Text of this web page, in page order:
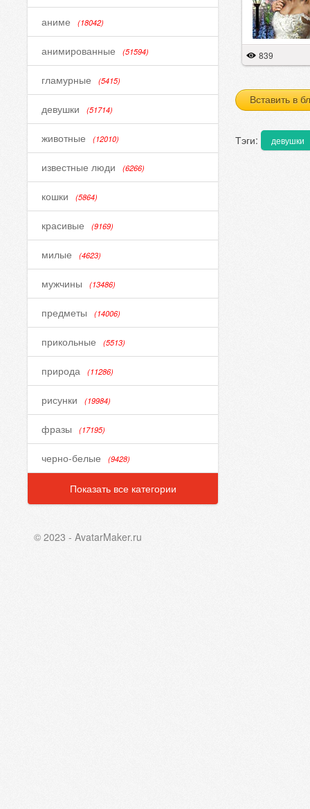
аниме (18042)
анимированные (51594)
гламурные (5415)
девушки (51714)
животные (12010)
известные люди (6266)
кошки (5864)
красивые (9169)
милые (4623)
мужчины (13486)
предметы (14006)
прикольные (5513)
природа (11286)
рисунки (19984)
фразы (17195)
черно-белые (9428)
Показать все категории
839
Вставить в
Тэги: девушки
© 2023 - AvatarMaker.ru